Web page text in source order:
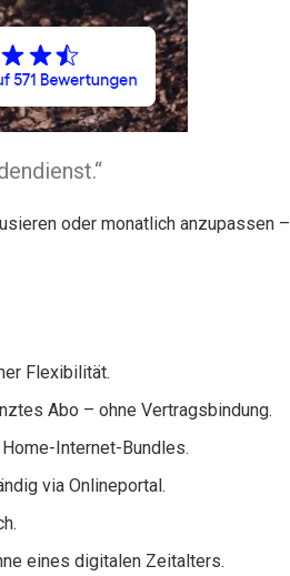
oder monatlich anzupassen –
Flexibilität.
Abo – ohne Vertragsbindung.
Internet-Bundles.
via Onlineportal.
eines digitalen Zeitalters.